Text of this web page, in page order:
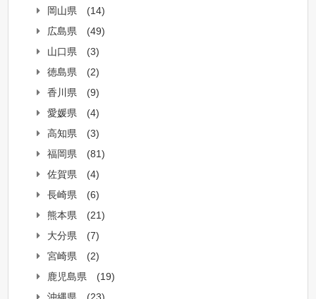
岡山県
(14)
広島県
(49)
山口県
(3)
徳島県
(2)
香川県
(9)
愛媛県
(4)
高知県
(3)
福岡県
(81)
佐賀県
(4)
長崎県
(6)
熊本県
(21)
大分県
(7)
宮崎県
(2)
鹿児島県
(19)